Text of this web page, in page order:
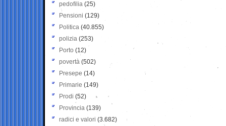
pedofilia (25)
Pensioni (129)
Politica (40.855)
polizia (253)
Porto (12)
povertà (502)
Presepe (14)
Primarie (149)
Prodi (52)
Provincia (139)
radici e valori (3.682)